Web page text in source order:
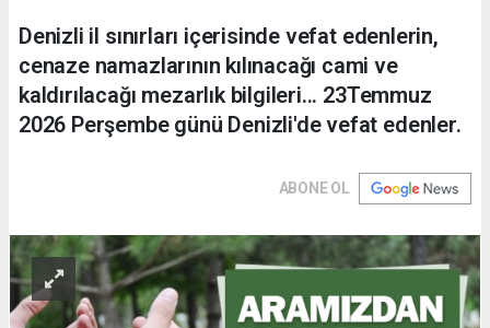
Denizli il sınırları içerisinde vefat edenlerin,
cenaze namazlarının kılınacağı cami ve
kaldırılacağı mezarlık bilgileri... 23Temmuz
2026 Perşembe günü Denizli'de vefat edenler.
ABONE OL